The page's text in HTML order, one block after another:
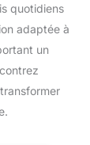
quotidiens
adaptée à
un